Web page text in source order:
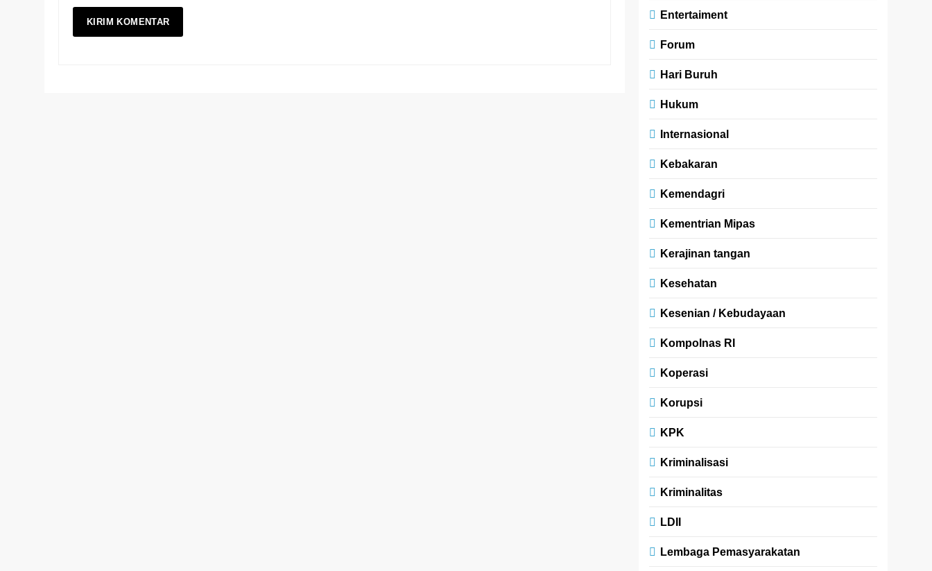
Entertaiment
Forum
Hari Buruh
Hukum
Internasional
Kebakaran
Kemendagri
Kementrian Mipas
Kerajinan tangan
Kesehatan
Kesenian / Kebudayaan
Kompolnas RI
Koperasi
Korupsi
KPK
Kriminalisasi
Kriminalitas
LDII
Lembaga Pemasyarakatan